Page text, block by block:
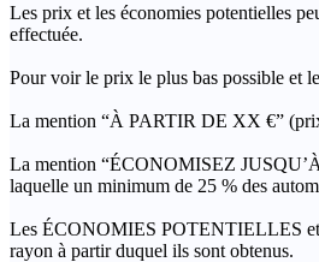
Les prix et les économies potentielles
effectuée.
Pour voir le prix le plus bas possible et
La mention “À PARTIR DE XX €” (prix
La mention “ÉCONOMISEZ JUSQU’À
laquelle un minimum de 25 % des
Les ÉCONOMIES POTENTIELLES et
rayon à partir duquel ils sont obtenus.